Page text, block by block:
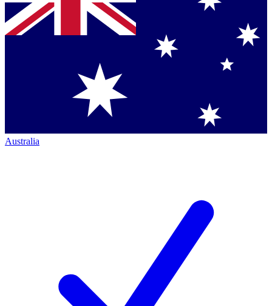
Australia